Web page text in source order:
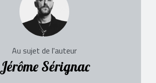
Au sujet de l'auteur
Jérôme Sérignac